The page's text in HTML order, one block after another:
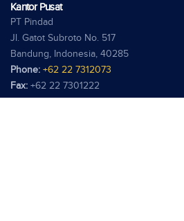
Kantor Pusat
PT Pindad
Jl. Gatot Subroto No. 517
Bandung, Indonesia, 40285
Phone: +62 22 7312073
Fax: +62 22 7301222